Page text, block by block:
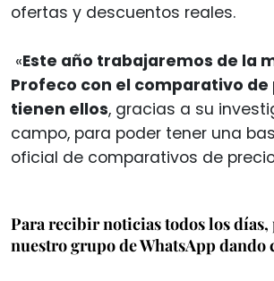
ofertas y descuentos reales.
«Este año trabajaremos de la
Profeco con el comparativo de
tienen ellos, gracias a su
campo, para poder tener una
oficial de comparativos de
Para recibir noticias todos los días,
nuestro grupo de WhatsApp dando